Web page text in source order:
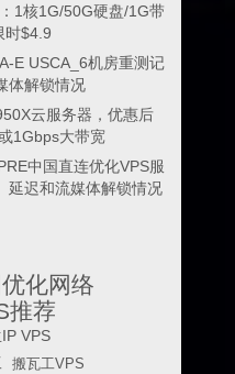
1核1G/50G硬盘/1G带
时$4.9
E USCA_6机房重测记
体解锁情况
云服务器，优惠后
1Gbps大带宽
中国直连优化VPS服
延迟和流媒体解锁情况
化网络
推荐
VPS
搬瓦工VPS